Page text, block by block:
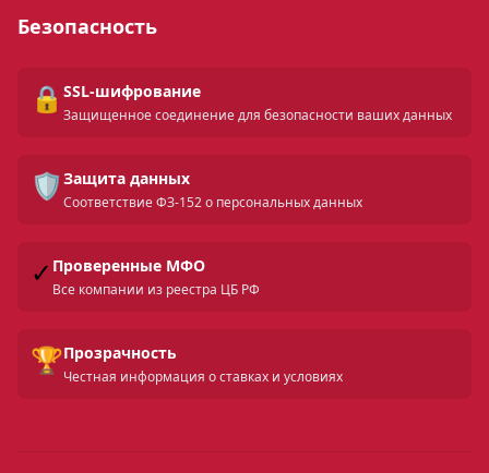
Безопасность
🔒 SSL-шифрование
Защищенное соединение для безопасности ваших данных
🛡️ Защита данных
Соответствие ФЗ-152 о персональных данных
✓ Проверенные МФО
Все компании из реестра ЦБ РФ
🏆Прозрачность
Честная информация о ставках и условиях